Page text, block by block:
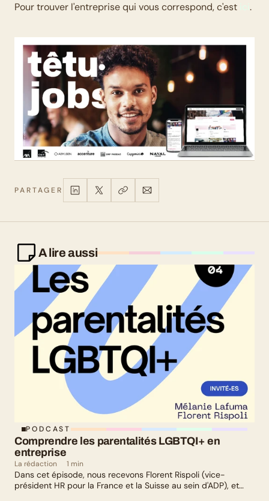
Pour trouver l'entreprise qui vous correspond, c'est
.
PARTAGER
A lire aussi
PODCAST
Comprendre les parentalités LGBTQI+ en
entreprise
La rédaction 1 min
Dans cet épisode, nous recevons Florent Rispoli (vice-
président HR pour la France et la Suisse au sein d'ADP), et